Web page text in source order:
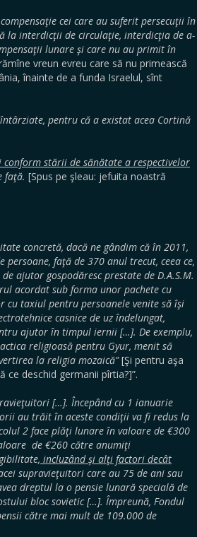
cei care au suferit persecuţii în
la interdicţii de circulaţie, interdicţia de a-
lunare şi care nu au primit în
vreun evreu care să nu primească
înainte de a funda Israelul, sînt
pentru că a existat acea Cortină
stării de sănătate a respectivelor
faţă. [Spus pe şleau: jefuita noastră
concretă, dacă ne gândim că în 2011,
faţă de 370 anul trecut, ceea ce,
ajutor gospodăresc prestate de D.A.S.M.
acordat sub forma unor pachete cu
taxiul pentru persoanele venite să îşi
casnice de uz îndelungat,
ajutor în timpul iernii […]. De exemplu,
religioasă pentru Gyur, menit să
la religia mozaică”[Şi pentru aşa
deschid germanii pîrtia?]”.
[…]. Începând cu 1 ianuarie
au trăit în aceste condiţii va fi redus la
2 face plăţi lunare în valoare de €300
de €260 către anumiţi
incluzând şi alţi factori decât
supravieţuitori care au 75 de ani sau
dreptul la o pensie lunară specială de
bloc sovietic […]. Împreună, Fondul
către mai mult de 109.000 de